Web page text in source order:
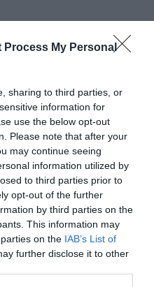
Process My Personal
sharing to third parties, or
information for
use the below opt-out
Please note that after your
may continue seeing
information utilized by
to third parties prior to
opt-out of the further
by third parties on the
This information may
on the IAB’s List of
further disclose it to other
–
Yxlan
registerat i